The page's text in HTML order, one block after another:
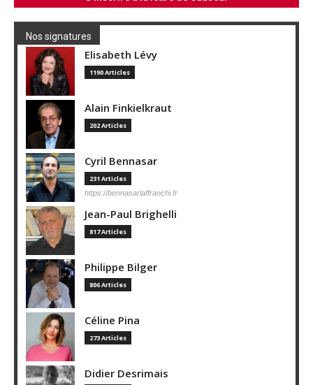
Nos signatures
Elisabeth Lévy
1190 Articles
Alain Finkielkraut
202 Articles
Cyril Bennasar
231 Articles
https://bennasarlaffranchi.fr
Jean-Paul Brighelli
817 Articles
Philippe Bilger
806 Articles
Céline Pina
273 Articles
Didier Desrimais